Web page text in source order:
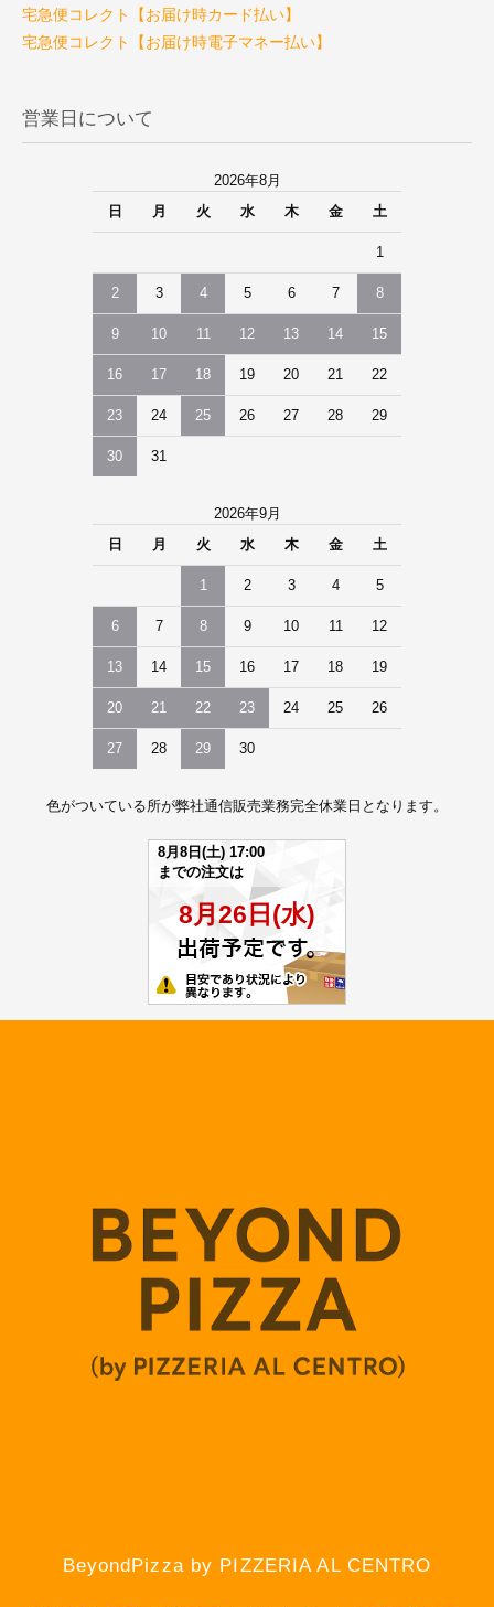
宅急便コレクト【お届け時カード払い】
宅急便コレクト【お届け時電子マネー払い】
営業日について
2026年8月
日
月 火 水 木 金 土
1
2 3 4 5 6 7 8
9 10 11 12 13 14 15
16 17 18 19 20 21 22
23 24 25 26 27 28 29
30 31
2026年9月
日
月 火 水 木 金 土
1 2 3 4 5
6 7 8 9 10 11 12
13 14 15 16 17 18 19
20 21 22 23 24 25 26
27 28 29 30
色がついている所が弊社通信販売業務完全休業日となります。
BeyondPizza by PIZZERIA AL CENTRO